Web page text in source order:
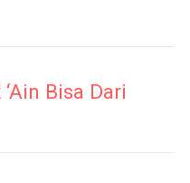
Bisa Dari